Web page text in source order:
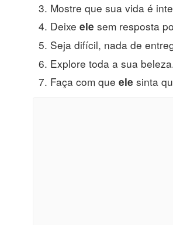
Mostre que sua vida é
Deixe ele sem resposta
Seja difícil, nada de
Explore toda a sua
Faça com que ele sinta